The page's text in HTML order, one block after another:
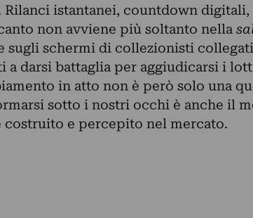
Rilanci istantanei, countdown
non avviene più soltanto nella
sugli schermi di collezionisti
a darsi battaglia per aggiudicarsi i
in atto non è però solo una
sotto i nostri occhi è anche il
costruito e percepito nel mercato.